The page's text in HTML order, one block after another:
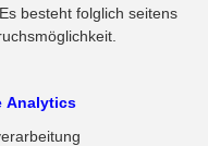
besteht folglich seitens
Analytics